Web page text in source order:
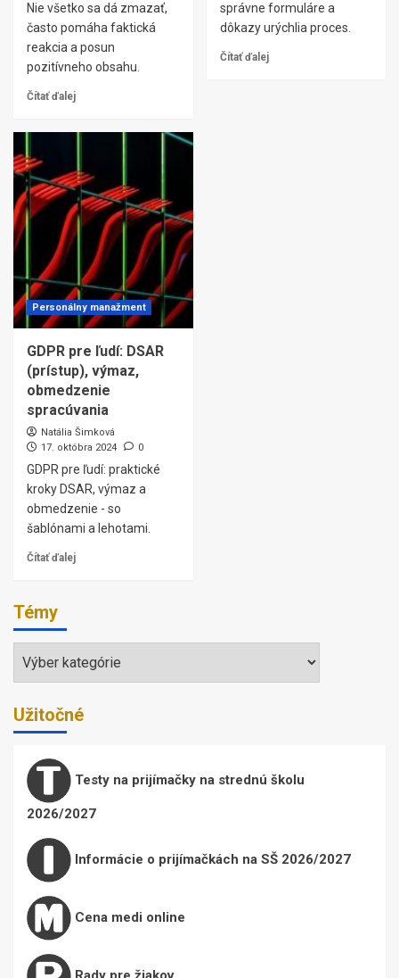
Nie všetko sa dá zmazať,
často pomáha faktická
reakcia a posun
pozitívneho obsahu.
Čítať ďalej
správne formuláre a
dôkazy urýchlia proces.
Čítať ďalej
Personálny manažment
GDPR pre ľudí: DSAR
(prístup), výmaz,
obmedzenie
spracúvania
Natália Šimková
17. októbra 2024
0
GDPR pre ľudí: praktické
kroky DSAR, výmaz a
obmedzenie - so
šablónami a lehotami.
Čítať ďalej
Témy
Témy
Užitočné
Testy na prijímačky na strednú školu
2026/2027
Informácie o prijímačkách na SŠ 2026/2027
Cena medi online